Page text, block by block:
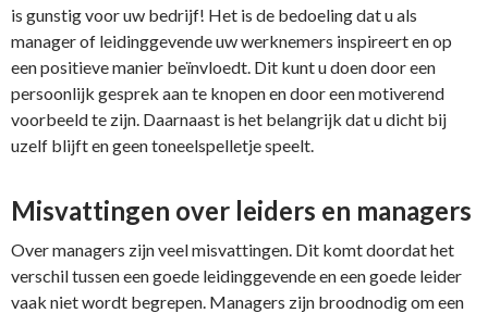
is gunstig voor uw bedrijf! Het is de bedoeling dat u als
manager of leidinggevende uw werknemers inspireert en op
een positieve manier beïnvloedt. Dit kunt u doen door een
persoonlijk gesprek aan te knopen en door een motiverend
voorbeeld te zijn. Daarnaast is het belangrijk dat u dicht bij
uzelf blijft en geen toneelspelletje speelt.
Misvattingen over leiders en managers
Over managers zijn veel misvattingen. Dit komt doordat het
verschil tussen een goede leidinggevende en een goede leider
vaak niet wordt begrepen. Managers zijn broodnodig om een